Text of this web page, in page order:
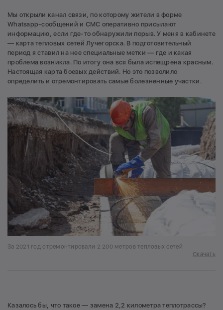
Мы открыли канал связи, по которому жители в форме
Whatsapp-сообщений и СМС оперативно присылают
информацию, если где-то обнаружили порыв. У меня в кабинете
— карта тепловых сетей Лучегорска. В подготовительный
период я ставил на нее специальные метки — где и какая
проблема возникла. По итогу она вся была испещрена красным.
Настоящая карта боевых действий. Но это позволило
определить и отремонтировать самые болезненные участки.
За 2021 год отремонтировали 2 200 метров тепловых сетей
Скачать
Казалось бы, что такое — замена 2,2 километра теплотрассы?